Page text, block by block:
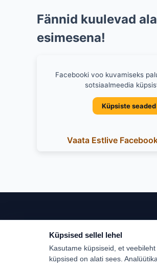
Fännid kuulevad
esimesena!
Facebooki voo kuvamiseks
sotsiaalmeedia
Küpsiste seaded
Vaata Estlive
Küpsised sellel lehel
Kasutame küpsiseid, et
küpsised on alati sees.